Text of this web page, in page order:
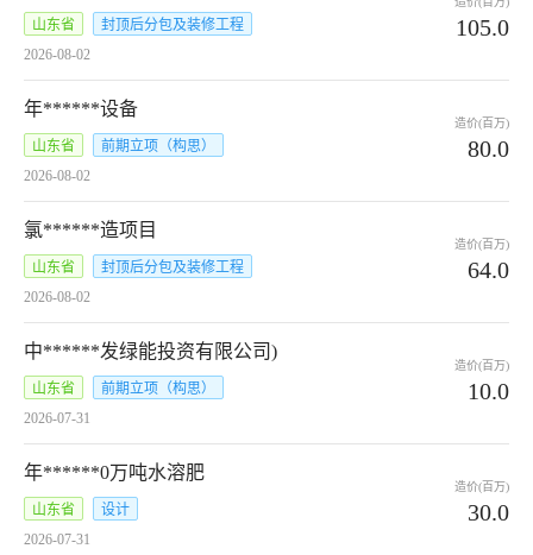
山东省
封顶后分包及装修工程
2026-08-02
105.0
年******设备
山东省
前期立项（构思）
2026-08-02
造价(百万)
80.0
氯******造项目
山东省
封顶后分包及装修工程
2026-08-02
造价(百万)
64.0
中******发绿能投资有限公司)
山东省
前期立项（构思）
2026-07-31
造价(百万)
10.0
年******0万吨水溶肥
山东省
设计
2026-07-31
造价(百万)
30.0